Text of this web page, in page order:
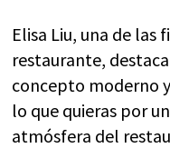
Elisa Liu, una de las
restaurante,
concepto moderno
lo que quieras por
atmósfera del